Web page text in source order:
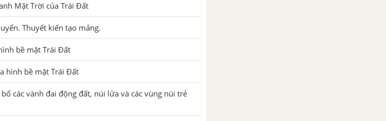
Mặt Trời của Trái Đất
Thuyết kiến tạo mảng.
bề mặt Trái Đất
hình bề mặt Trái Đất
các vành đai động đất, núi lửa và các vùng núi trẻ